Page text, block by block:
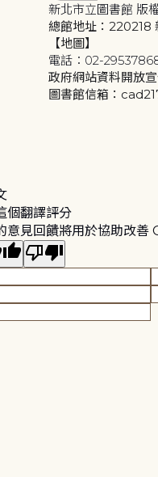
新北市立圖書館 版
總館地址：220218
【地圖】
電話：02-
政府網站資料開放
圖書館信箱：
個翻譯評分
意見回饋將用於協助改善